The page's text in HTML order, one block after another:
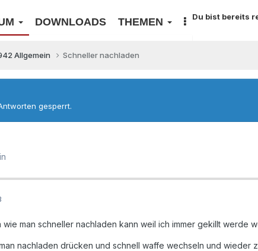
DOWNLOADS THEMEN Du bist bereits
Allgemein Schneller nachladen
gesperrt.
man schneller nachladen kann weil ich immer gekillt werde
nachladen drücken und schnell waffe wechseln und wieder